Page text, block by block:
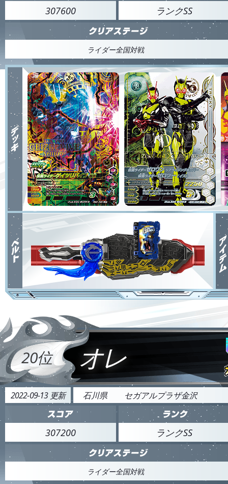
307600 ランクSS
ライダー全国対戦
20位 オレ
2022-09-13 更新 石川県 セガアルプラザ金沢
307200 ランクSS
ライダー全国対戦